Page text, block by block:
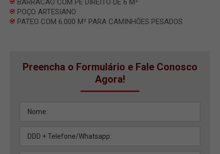
BARRACÃO COM PÉ DIREITO DE 6 M²
POÇO ARTESIANO
PATEO COM 6.000 M² PARA CAMINHÕES PESADOS
Preencha o Formulário e Fale Conosco
Agora!